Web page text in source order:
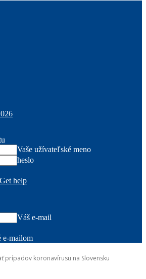
Vaše užívateľské meno
heslo
help
Váš e-mail
e-mailom
prípadov koronavírusu na Slovensku